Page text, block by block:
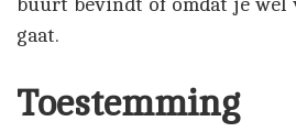
buurt bevindt of omdat je wel
gaat.
Toestemming